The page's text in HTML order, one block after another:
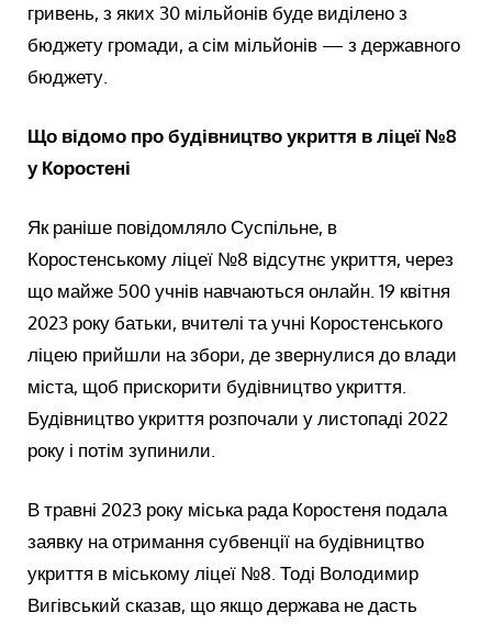
гривень, з яких 30 мільйонів буде виділено з
бюджету громади, а сім мільйонів — з державного
бюджету.
Що відомо про будівництво укриття в ліцеї №8
у Коростені
Як раніше повідомляло Суспільне, в
Коростенському ліцеї №8 відсутнє укриття, через
що майже 500 учнів навчаються онлайн. 19 квітня
2023 року батьки, вчителі та учні Коростенського
ліцею прийшли на збори, де звернулися до влади
міста, щоб прискорити будівництво укриття.
Будівництво укриття розпочали у листопаді 2022
року і потім зупинили.
В травні 2023 року міська рада Коростеня подала
заявку на отримання субвенції на будівництво
укриття в міському ліцеї №8. Тоді Володимир
Вигівський сказав, що якщо держава не дасть